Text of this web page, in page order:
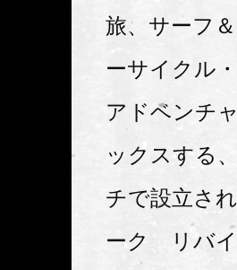
旅、サーフ
ーサイクル・
アドベンチ
ックスする
チで設立さ
ーク リバイ